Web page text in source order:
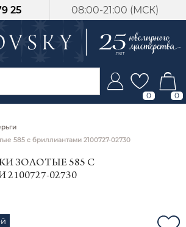
08:00-21:00 (МСК)
25
0 0
585 с бриллиантами 2100727-02730
ЗОЛОТЫЕ 585 С
02730
от 15 дней с